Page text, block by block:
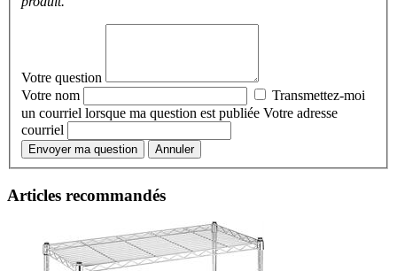
Votre question
Votre nom
Transmettez-moi
un courriel lorsque ma question est publiée Votre adresse
courriel
Envoyer ma question Annuler
Articles recommandés